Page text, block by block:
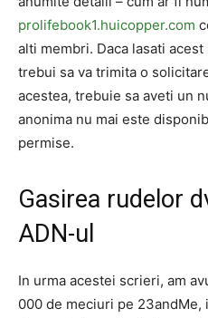
prolifebook1.huicopper.com
alti membri. Daca lasati
trebui sa va trimita o
acestea, trebuie sa aveti un
anonima nu mai este
permise.
Gasirea rudelor
ADN-ul
In urma acestei scrieri, am
000 de meciuri pe